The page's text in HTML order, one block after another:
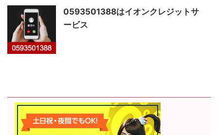
0593501388はイオンクレジットサ
ービス